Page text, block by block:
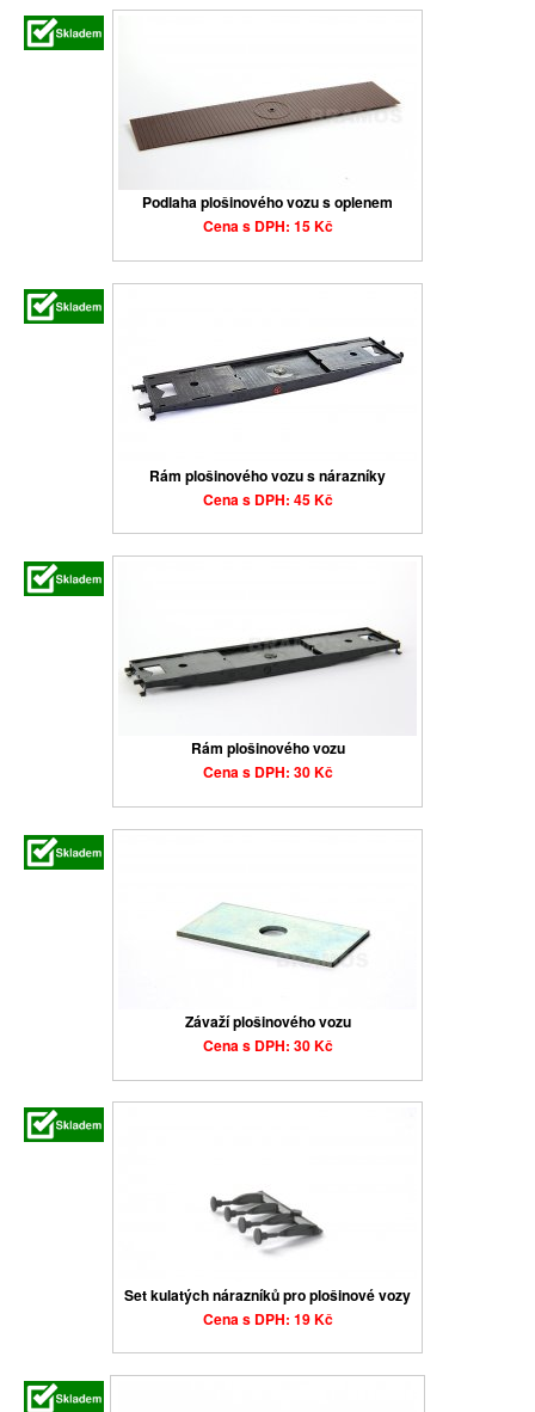
Podlaha plošinového vozu s oplenem
Cena s DPH: 15 Kč
Rám plošinového vozu s nárazníky
Cena s DPH: 45 Kč
Rám plošinového vozu
Cena s DPH: 30 Kč
Závaží plošinového vozu
Cena s DPH: 30 Kč
Set kulatých nárazníků pro plošinové vozy
Cena s DPH: 19 Kč